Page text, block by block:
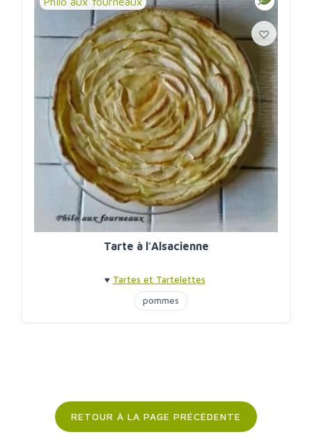
Tarte à l'Alsacienne
♥ Tartes et Tartelettes
pommes
RETOUR À LA PAGE PRÉCÉDENTE